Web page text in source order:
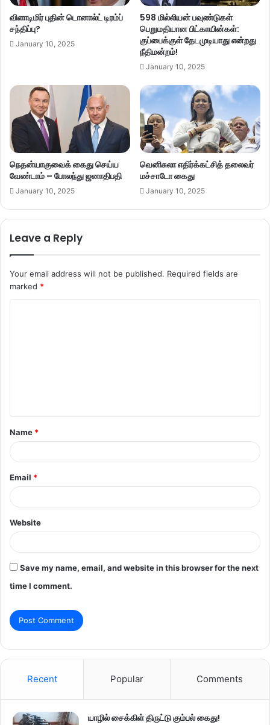
விளாடிமிர் புதின் டொனால்ட் டிரம்ப்
சந்திப்பு?
January 10, 2025
598 மில்லியன் பவுண்டுகள்
பெறுமதியான பிட்காயின்கள்:
குப்பைக்குள் தேடமுடியாது என்றது
நீதிமன்றம்!
January 10, 2025
நெதன்யாகுவைக் கைது செய்ய
வேண்டாம் – போலந்து ஜனாதிபதி
January 10, 2025
வெனிசுலா எதிர்க்கட்சித் தலைவர்
மச்சாடோ கைது
January 10, 2025
Leave a Reply
Your email address will not be published. Required fields are
marked *
t
*
Name *
Email *
Website
Save my name, email, and website in this browser for the next
time I comment.
Recent Popular Comments
யாழில் சைக்கிள் திருட்டு கும்பல் கைது!